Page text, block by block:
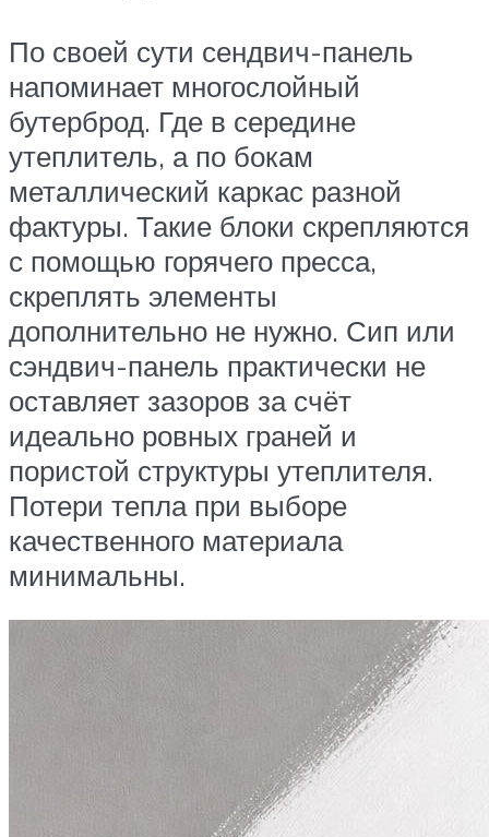
По своей сути сендвич-панель
напоминает многослойный
бутерброд. Где в середине
утеплитель, а по бокам
металлический каркас разной
фактуры. Такие блоки скрепляются
с помощью горячего пресса,
скреплять элементы
дополнительно не нужно. Сип или
сэндвич-панель практически не
оставляет зазоров за счёт
идеально ровных граней и
пористой структуры утеплителя.
Потери тепла при выборе
качественного материала
минимальны.